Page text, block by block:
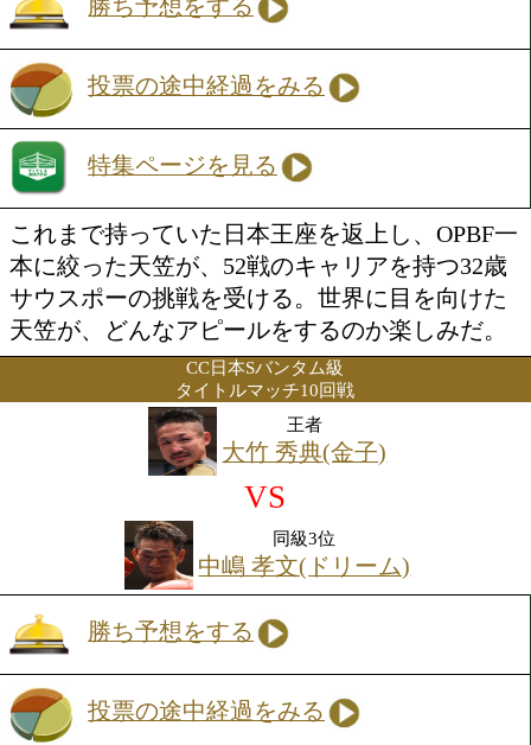
OPBF同級1位
ビンビン・ルフィーノ(比
勝ち予想をする
投票の途中経過をみる
特集ページを見る
これまで持っていた日本王座を返上し、
本に絞った天笠が、52戦のキャリアを
サウスポーの挑戦を受ける。世界に目
天笠が、どんなアピールをするのか楽
CC日本Sバンタム級
タイトルマッチ10回戦
大竹 秀典(金子)